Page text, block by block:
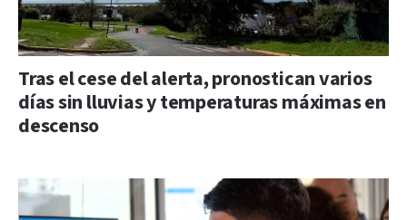
Tras el cese del alerta, pronostican varios
días sin lluvias y temperaturas máximas en
descenso